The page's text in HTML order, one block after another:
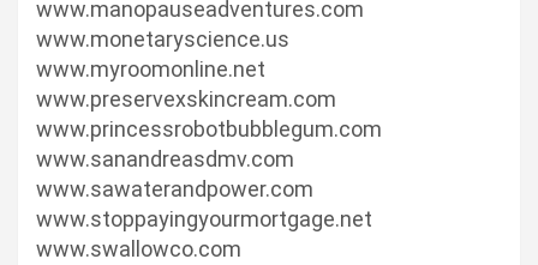
www.manopauseadventures.com
www.monetaryscience.us
www.myroomonline.net
www.preservexskincream.com
www.princessrobotbubblegum.com
www.sanandreasdmv.com
www.sawaterandpower.com
www.stoppayingyourmortgage.net
www.swallowco.com